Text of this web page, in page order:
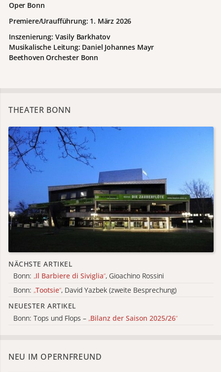
Oper Bonn
Premiere/Uraufführung: 1. März 2026
Inszenierung: Vasily Barkhatov
Musikalische Leitung: Daniel Johannes Mayr
Beethoven Orchester Bonn
THEATER BONN
NÄCHSTE ARTIKEL
Bonn: „Il Barbiere di Siviglia“, Gioachino Rossini
Bonn: „Tootsie“, David Yazbek (zweite Besprechung)
NEUESTER ARTIKEL
Bonn: Tops und Flops – „Bilanz der Saison 2025/26“
NEU IM OPERNFREUND